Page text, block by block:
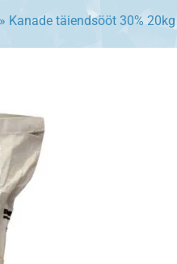
» Kanade täiendsööt 30% 20kg